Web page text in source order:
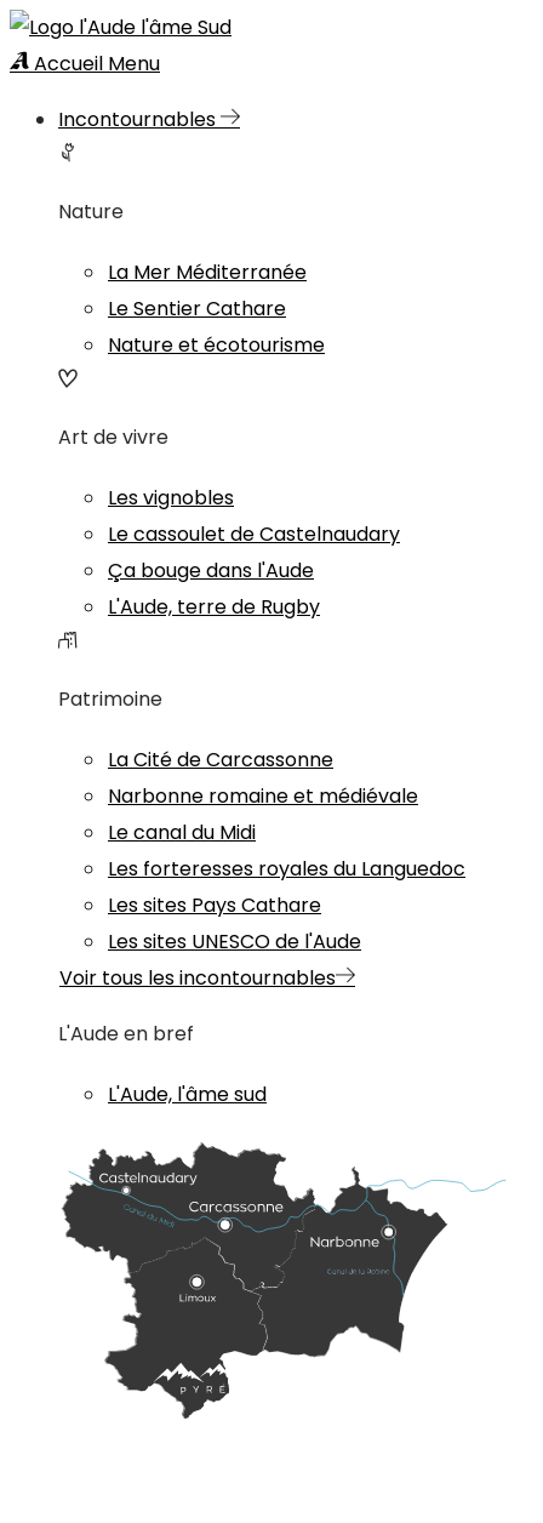
Accueil Menu
Incontournables
Nature
La Mer Méditerranée
Le Sentier Cathare
Nature et écotourisme
Art de vivre
Les vignobles
Le cassoulet de Castelnaudary
Ça bouge dans l'Aude
L'Aude, terre de Rugby
Patrimoine
La Cité de Carcassonne
Narbonne romaine et médiévale
Le canal du Midi
Les forteresses royales du Languedoc
Les sites Pays Cathare
Les sites UNESCO de l'Aude
Voir tous les incontournables
L'Aude en bref
L'Aude, l'âme sud